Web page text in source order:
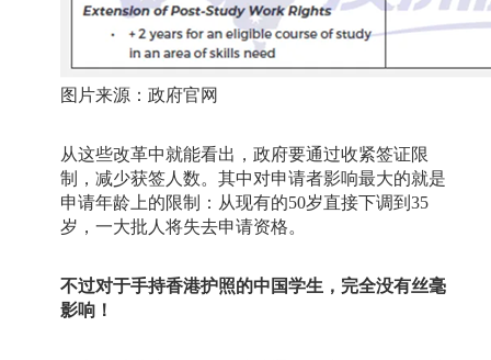
图片来源：政府官网
从这些改革中就能看出，政府要通过收紧签证限
制，减少获签人数。其中对申请者影响最大的就是
申请年龄上的限制：从现有的50岁直接下调到 35
岁，一大批人将失去申请资格。
不过对于手持香港护照的中国学生，完全没有丝毫
影响！